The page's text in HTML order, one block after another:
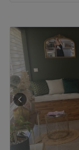
Mercredi
Jeudi
Vendredi
Samedi
Dimanche
Bienvenue